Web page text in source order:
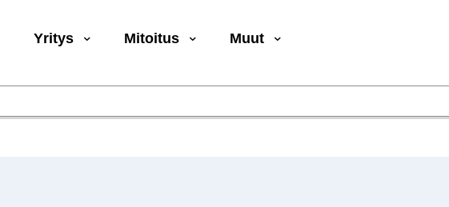
Yritys Mitoitus Muut